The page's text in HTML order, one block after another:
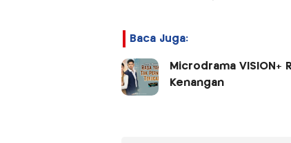
Baca Juga:
Microdrama VISION+
Kenangan